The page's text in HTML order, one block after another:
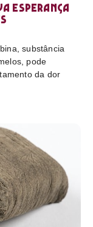
esperança
substância
pode
da dor